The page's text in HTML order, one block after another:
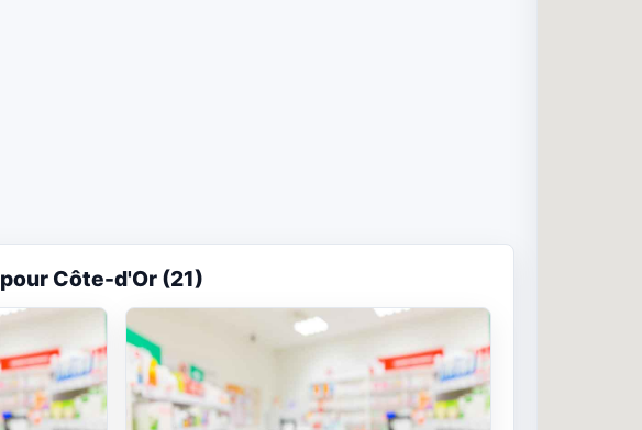
Côte-d'Or (21)